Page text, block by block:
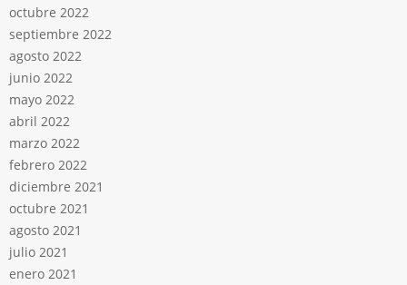
octubre 2022
septiembre 2022
agosto 2022
junio 2022
mayo 2022
abril 2022
marzo 2022
febrero 2022
diciembre 2021
octubre 2021
agosto 2021
julio 2021
enero 2021